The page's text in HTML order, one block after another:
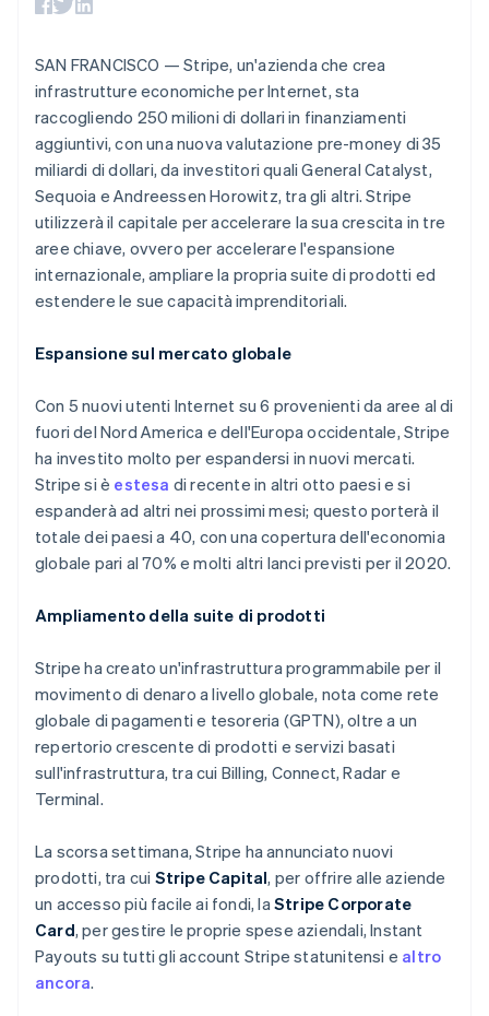
utente
Accesso a
oltre 125
Pagamenti di
persona
Authorization
Boost
Accettazione
ottimizzata
Link
Pagamento
Financial
Conti finanziari
collegati
Report
personalizzati
Data Pipeline
Sincronizzazione
dei dati
Altro
Product roadmap
Scopri cosa ti aspetta
Radar
Prevenzione delle frodi
Costituzione di start-up
Rimozione del carbonio
Identity
Verifica online dell'identità
Stripe Sessions 2026
Scopri come Stripe sta costruendo l'infrastruttura
Guarda ora
SaaS
Per settore
Aziende di IA
Creator economy
Gaming
Ospitalità, viaggi e
tempo libero
Assicurazione
Media e
Organizzazioni non
profit
Pubblica
amministrazione
Commercio al dettaglio
Ecosistema
Stripe App Marketplace
Offrire addebiti in base
all'utilizzo
Emettere carte
garantite da stablecoin
Esegui il provisioning e
gestisci i servizi con gli
agenti
Risorse
Esempi di codice
Blog per sviluppatori
Sessions
Lavora con noi
Sala stampa
Stripe Press
Contattaci
Diventa nostro partner
SAN FRANCISCO — Stripe, un'azienda che crea
infrastrutture economiche per Internet, sta
raccogliendo 250 milioni di dollari in finanziamenti
aggiuntivi, con una nuova valutazione pre-money di 35
miliardi di dollari, da investitori quali General Catalyst,
Sequoia e Andreessen Horowitz, tra gli altri. Stripe
utilizzerà il capitale per accelerare la sua crescita in tre
aree chiave, ovvero per accelerare l'espansione
internazionale, ampliare la propria suite di prodotti ed
estendere le sue capacità imprenditoriali.
Espansione sul mercato globale
Con 5 nuovi utenti Internet su 6 provenienti da aree al di
fuori del Nord America e dell'Europa occidentale, Stripe
ha investito molto per espandersi in nuovi mercati.
Stripe si è estesa di recente in altri otto paesi e si
espanderà ad altri nei prossimi mesi; questo porterà il
totale dei paesi a 40, con una copertura dell'economia
globale pari al 70% e molti altri lanci previsti per il 2020.
Ampliamento della suite di prodotti
Stripe ha creato un'infrastruttura programmabile per il
movimento di denaro a livello globale, nota come rete
globale di pagamenti e tesoreria (GPTN), oltre a un
repertorio crescente di prodotti e servizi basati
sull'infrastruttura, tra cui Billing, Connect, Radar e
Terminal.
La scorsa settimana, Stripe ha annunciato nuovi
prodotti, tra cui Stripe Capital, per offrire alle aziende
un accesso più facile ai fondi, laStripe Corporate
Card, per gestire le proprie spese aziendali, Instant
Payouts su tutti gli account Stripe statunitensi e altro
ancora.
Australia
English
Austria
DeutschEnglish
Belgio
NederlandsFrançaisDeutschEnglish
Brasile
PortuguêsEnglish
Bulgaria
English
Canada
EnglishFrançais
简体中文 English
Croazia
EnglishItaliano
Danimarca
English
Emirati Arabi Uniti
English
Estonia
English
EnglishSvenska
FrançaisEnglish
Germania
DeutschEnglish
Giappone
日本語English
Gibilterra
English
India
English
Irlanda
English
Italia
ItalianoEnglish
Lettonia